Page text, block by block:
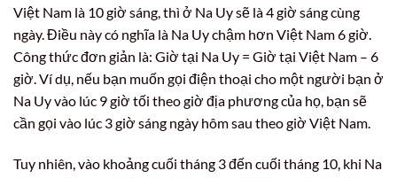
Việt Nam là 10 giờ sáng, thì ở Na Uy sẽ là 4 giờ sáng cùng
ngày. Điều này có nghĩa là Na Uy chậm hơn Việt Nam 6 giờ.
Công thức đơn giản là: Giờ tại Na Uy = Giờ tại Việt Nam – 6
giờ. Ví dụ, nếu bạn muốn gọi điện thoại cho một người bạn ở
Na Uy vào lúc 9 giờ tối theo giờ địa phương của họ, bạn sẽ
cần gọi vào lúc 3 giờ sáng ngày hôm sau theo giờ Việt Nam.
Tuy nhiên, vào khoảng cuối tháng 3 đến cuối tháng 10, khi Na